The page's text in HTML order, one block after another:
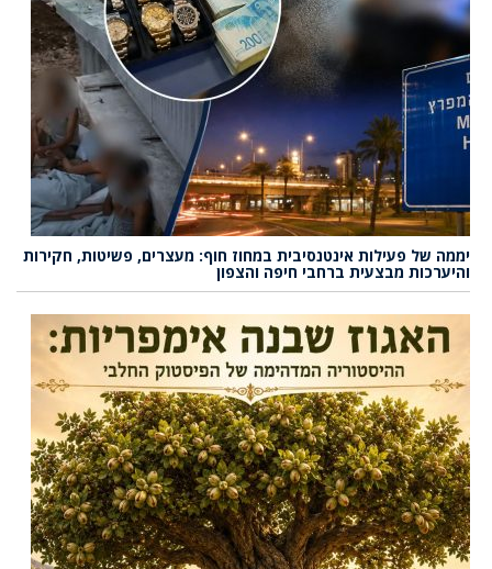
יממה של פעילות אינטנסיבית במחוז חוף: מעצרים, פשיטות, חקירות
והיערכות מבצעית ברחבי חיפה והצפון